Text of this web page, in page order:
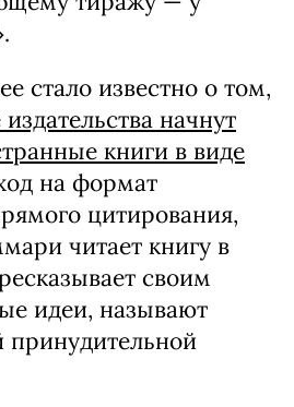
книг общим тиражом
Первое
выпущенных книг — у
«Эксмо-АСТ».
и петербургское
При этом
тиражу — у
стало известно о том,
начнут
книги в виде